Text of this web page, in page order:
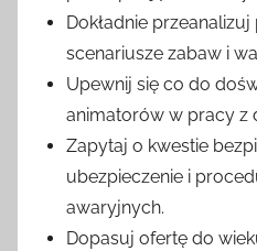
Dokładnie
scenariusze zabaw i
Upewnij się co do
animatorów w pracy z
Zapytaj o kwestie
ubezpieczenie i
awaryjnych.
Dopasuj ofertę do